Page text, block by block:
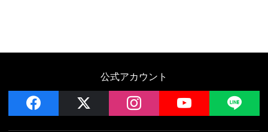
公式アカウント
facebook instagram YouTube